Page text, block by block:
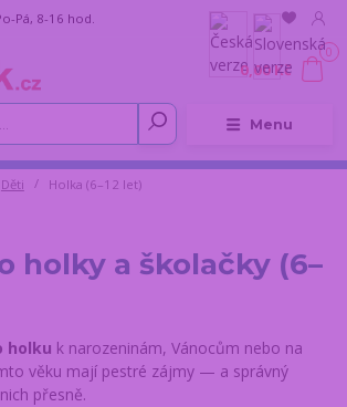
Menu
Pá, 8-16 hod.
0
0,00 Kč
Děti Holka (6–12 let)
holky a školačky (6–
holku k narozeninám, Vánocům nebo na
věku mají pestré zájmy — a správný
přesně.